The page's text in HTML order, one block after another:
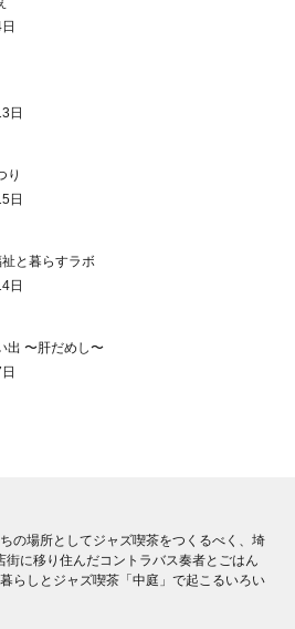
日
り
日
と暮らすラボ
日
出 〜肝だめし〜
の場所としてジャズ喫茶をつくるべく、埼
街に移り住んだコントラバス奏者とごはん
らしとジャズ喫茶「中庭」で起こるいろい